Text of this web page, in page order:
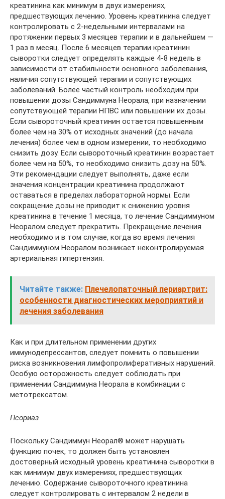
креатинина как минимум в двух измерениях,
предшествующих лечению. Уровень креатинина следует
контролировать с 2-недельными интервалами на
протяжении первых 3 месяцев терапии и в дальнейшем —
1 раз в месяц. После 6 месяцев терапии креатинин
сыворотки следует определять каждые 4-8 недель в
зависимости от стабильности основного заболевания,
наличия сопутствующей терапии и сопутствующих
заболеваний. Более частый контроль необходим при
повышении дозы Сандиммуна Неорала, при назначении
сопутствующей терапии НПВС или повышении их дозы.
Если сывороточный креатинин остается повышенным
более чем на 30% от исходных значений (до начала
лечения) более чем в одном измерении, то необходимо
снизить дозу. Если сывороточный креатинин возрастает
более чем на 50%, то необходимо снизить дозу на 50%.
Эти рекомендации следует выполнять, даже если
значения концентрации креатинина продолжают
оставаться в пределах лабораторной нормы. Если
сокращение дозы не приводит к снижению уровня
креатинина в течение 1 месяца, то лечение Сандиммуном
Неоралом следует прекратить. Прекращение лечения
необходимо и в том случае, когда во время лечения
Сандиммуном Неоралом возникает неконтролируемая
артериальная гипертензия.
Читайте также: Плечелопаточный периартрит:
особенности диагностических мероприятий и
лечения заболевания
Как и при длительном применении других
иммунодепрессантов, следует помнить о повышении
риска возникновения лимфопролиферативных нарушений.
Особую осторожность следует соблюдать при
применении Сандиммуна Неорала в комбинации с
метотрексатом.
Псориаз
Поскольку Сандиммун Неорал® может нарушать
функцию почек, то должен быть установлен
достоверный исходный уровень креатинина сыворотки в
как минимум двух измерениях, предшествующих
лечению. Содержание сывороточного креатинина
следует контролировать с интервалом 2 недели в